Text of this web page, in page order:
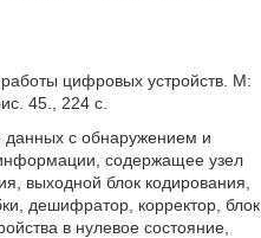
цифровых устройств. М:
45., 224 с.
данных с обнаружением и
содержащее узел
выходной блок кодирования,
дешифратор, корректор, блок
в нулевое состояние,